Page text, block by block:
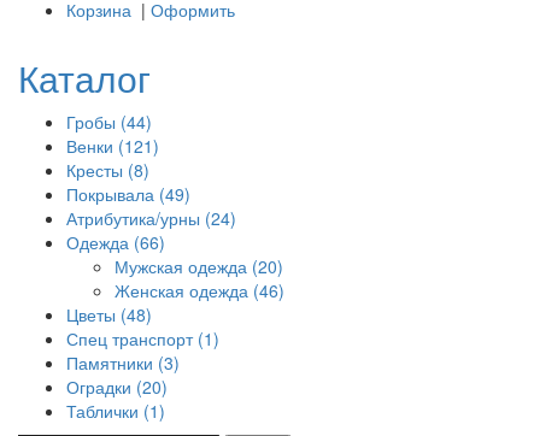
Корзина | Оформить
Каталог
Гробы (44)
Венки (121)
Кресты (8)
Покрывала (49)
Атрибутика/урны (24)
Одежда (66)
Мужская одежда (20)
Женская одежда (46)
Цветы (48)
Спец транспорт (1)
Памятники (3)
Оградки (20)
Таблички (1)